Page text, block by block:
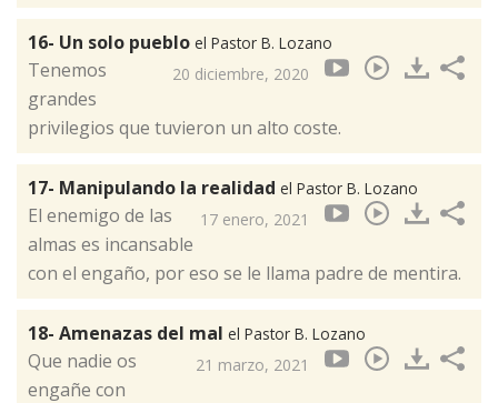
16- Un solo pueblo el Pastor B. Lozano
20 diciembre, 2020
Tenemos
grandes
privilegios que tuvieron un alto coste.
17- Manipulando la realidad el Pastor B. Lozano
17 enero, 2021
El enemigo de las
almas es incansable
con el engaño, por eso se le llama padre de mentira.
18- Amenazas del mal el Pastor B. Lozano
21 marzo, 2021
Que nadie os
engañe con